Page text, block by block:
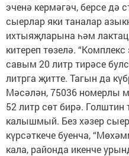
эченә кермәгәч, берсе дә
сыерлар яки таналар
ихтыяҗларына һәм
китереп төзелә.
савым 20 литр тирәсе
литрга җитте. Тагын да
Мәсәлән, 75036 номерлы
52 литр сөт бирә.
калышмый. Без хәзер
күрсәткече буенча,
кала, районда икенче